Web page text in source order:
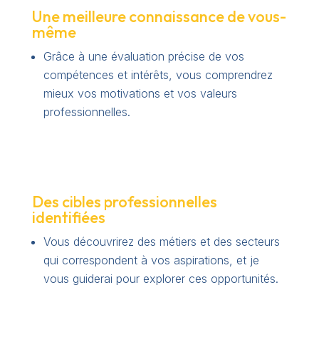
Une meilleure connaissance de vous-
même
Grâce à une évaluation précise de vos
compétences et intérêts, vous comprendrez
mieux vos motivations et vos valeurs
professionnelles.
Des cibles professionnelles
identifiées
Vous découvrirez des métiers et des secteurs
qui correspondent à vos aspirations, et je
vous guiderai pour explorer ces opportunités.